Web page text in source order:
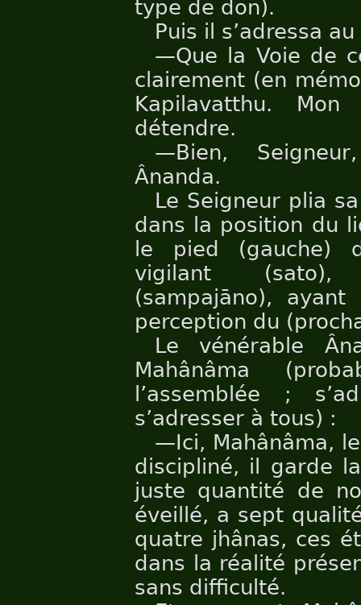
type de don).
Puis il s’adressa
—Que la Voie de
clairement (en
Kapilavatthu.
détendre.
—Bien,
Ânanda.
Le Seigneur plia
dans la position du
le pied (gauche)
vigilant (sato),
(sampajāno),
perception du
Le vénérable
Mahânâma
l’assemblée ;
s’adresser à tous) :
—Ici, Mahânâma,
discipliné, il garde
juste quantité de
éveillé, a sept
quatre jhânas, ces
dans la réalité
sans difficulté.